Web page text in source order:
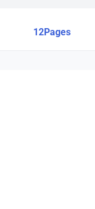
12Pages